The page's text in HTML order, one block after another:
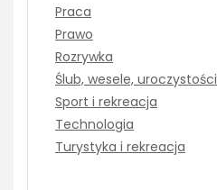
Praca
Prawo
Rozrywka
Ślub, wesele, uroczystości
Sport i rekreacja
Technologia
Turystyka i rekreacja